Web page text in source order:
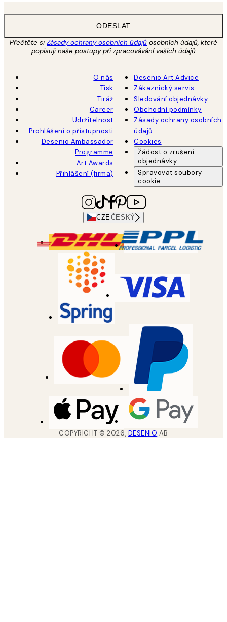
ODESLAT
Přečtěte siZásady ochrany osobních údajů osobních údajů, které
popisují naše postupy při zpracovávání vašich údajů
O nás
Tisk
Tiráž
Career
Udržitelnost
Prohlášení o přístupnosti
Desenio Ambassador
Programme
Art Awards
Přihlášení (firma)
Desenio Art Advice
Zákaznický servis
Sledování objednávky
Obchodní podmínky
Zásady ochrany osobních
údajů
Cookies
Žádost o zrušení
objednávky
Spravovat soubory
cookie
CZEČESKÝ
COPYRIGHT ©2026, DESENIO AB